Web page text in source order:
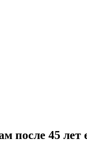
после 45 лет